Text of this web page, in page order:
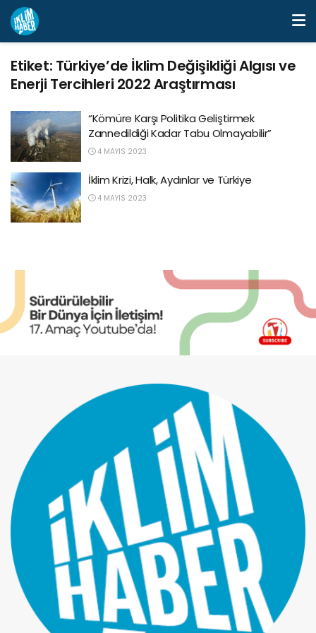
Etiket: Türkiye’de İklim Değişikliği Algısı ve
Enerji Tercihleri 2022 Araştırması
“Kömüre Karşı Politika Geliştirmek
Zannedildiği Kadar Tabu Olmayabilir”
4 MAYIS 2023
İklim Krizi, Halk, Aydınlar ve Türkiye
4 MAYIS 2023